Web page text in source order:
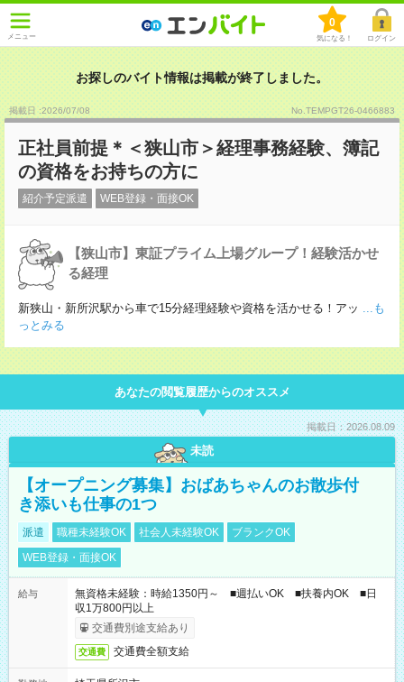
メニュー
0
気になる！ ログイン
お探しのバイト情報は掲載が終了しました。
掲載日 :2026/07/08 No.TEMPGT26-0466883
正社員前提＊＜狭山市＞経理事務経験、簿記
の資格をお持ちの方に
紹介予定派遣 WEB登録・面接OK
【狭山市】東証プライム上場グループ！経験活かせ
る経理
新狭山・新所沢駅から車で15分経理経験や資格を活かせる！アッ ...も
っとみる
あなたの閲覧履歴からのオススメ
掲載日：2026.08.09
未読
【オープニング募集】おばあちゃんのお散歩付
き添いも仕事の1つ
派遣 職種未経験OK 社会人未経験OK
ブランクOK
WEB登録・面接OK
給与
無資格未経験：時給1350円～ ■週払いOK ■扶養内OK ■日
収1万800円以上
交通費別途支給あり
交通費 交通費全額支給